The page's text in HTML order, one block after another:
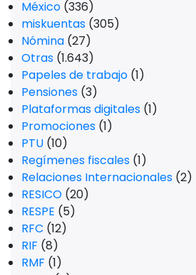
México (336)
miskuentas (305)
Nómina (27)
Otras (1.643)
Papeles de trabajo (1)
Pensiones (3)
Plataformas digitales (1)
Promociones (1)
PTU (10)
Regímenes fiscales (1)
Relaciones Internacionales (2)
RESICO (20)
RESPE (5)
RFC (12)
RIF (8)
RMF (1)